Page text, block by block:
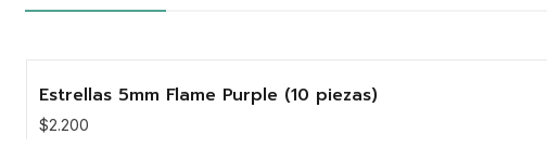
Estrellas 5mm Flame Purple (10 piezas)
$2.200